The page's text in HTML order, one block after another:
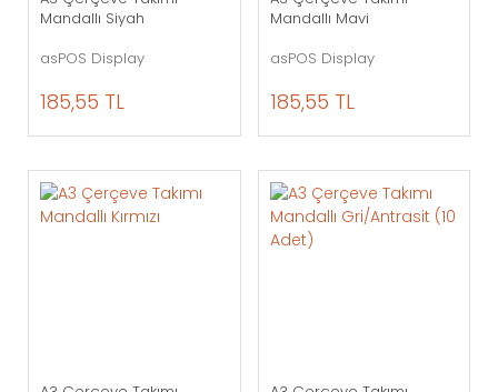
Mandallı Siyah
asPOS Display
185,55 TL
Mandallı Mavi
asPOS Display
185,55 TL